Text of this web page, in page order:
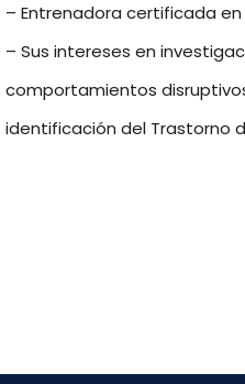
– Entrenadora certificada en
– Sus intereses en
comportamientos
identificación del Trastorno